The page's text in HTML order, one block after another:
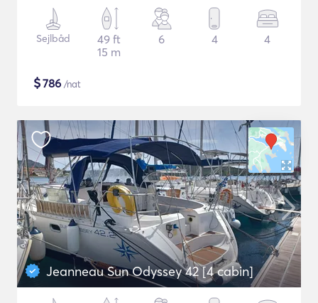
Sejlbåd
49 ft
15 m
6 4 4
$786 /nat
Jeanneau Sun Odyssey 42 [4 cabin]